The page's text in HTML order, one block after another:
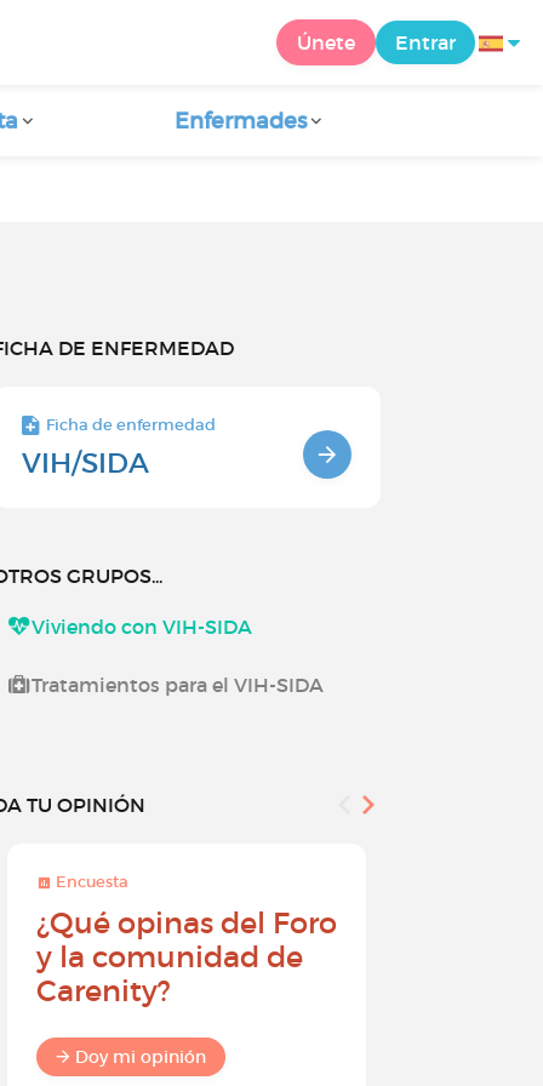
Únete Entrar
Enfermades
DE ENFERMEDAD
Ficha de enfermedad
VIH/SIDA
GRUPOS...
Viviendo con VIH-SIDA
Tratamientos para el VIH-SIDA
TU OPINIÓN
Encuesta
¿Qué opinas del Foro
y la comunidad de
Carenity?
Doy mi opinión